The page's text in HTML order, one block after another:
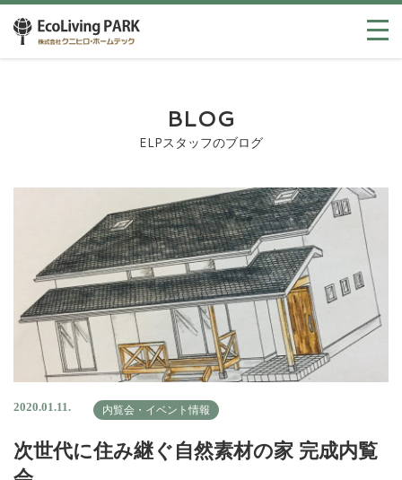
BLOG
ELPスタッフのブログ
2020.01.11. 内覧会・イベント情報
次世代に住み継ぐ自然素材の家 完成内覧